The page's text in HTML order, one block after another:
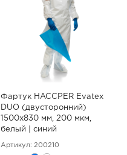
Фартук HACCPER Evatex
DUO (двусторонний)
1500х830 мм, 200 мкм,
белый | синий
Артикул: 200210